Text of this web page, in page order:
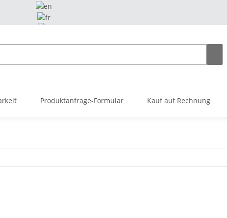
Produktanfrage-Formular Kauf auf Rechnung